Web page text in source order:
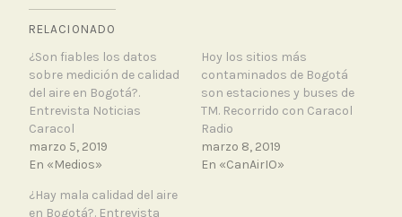
RELACIONADO
¿Son fiables los datos
sobre medición de calidad
del aire en Bogotá?.
Entrevista Noticias
Caracol
marzo 5, 2019
En «Medios»
Hoy los sitios más
contaminados de Bogotá
son estaciones y buses de
TM. Recorrido con Caracol
Radio
marzo 8, 2019
En «CanAirIO»
¿Hay mala calidad del aire
en Bogotá?. Entrevista